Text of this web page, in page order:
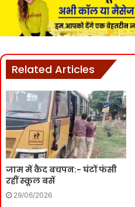
Related Articles
जाम में कैद बचपन:- घंटों फंसी
रहीं स्कूल बसें
29/06/2026